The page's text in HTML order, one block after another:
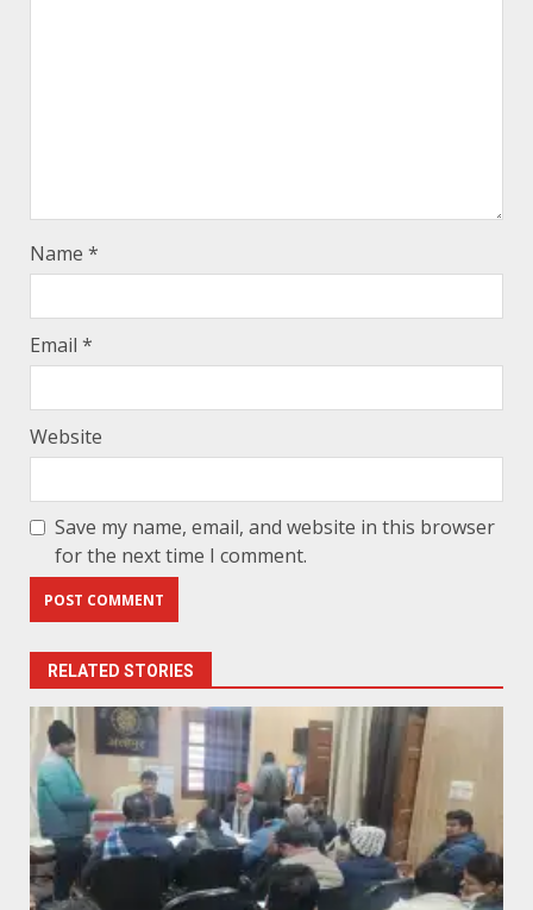
Name *
Email *
Website
Save my name, email, and website in this browser
for the next time I comment.
RELATED STORIES